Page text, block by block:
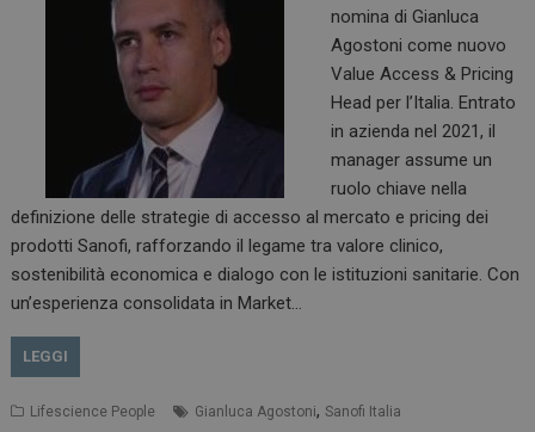
nomina di Gianluca
Agostoni come nuovo
Value Access & Pricing
Head per l’Italia. Entrato
in azienda nel 2021, il
manager assume un
ruolo chiave nella
definizione delle strategie di accesso al mercato e pricing dei
prodotti Sanofi, rafforzando il legame tra valore clinico,
sostenibilità economica e dialogo con le istituzioni sanitarie. Con
un’esperienza consolidata in Market…
LEGGI
Lifescience People Gianluca Agostoni,Sanofi Italia